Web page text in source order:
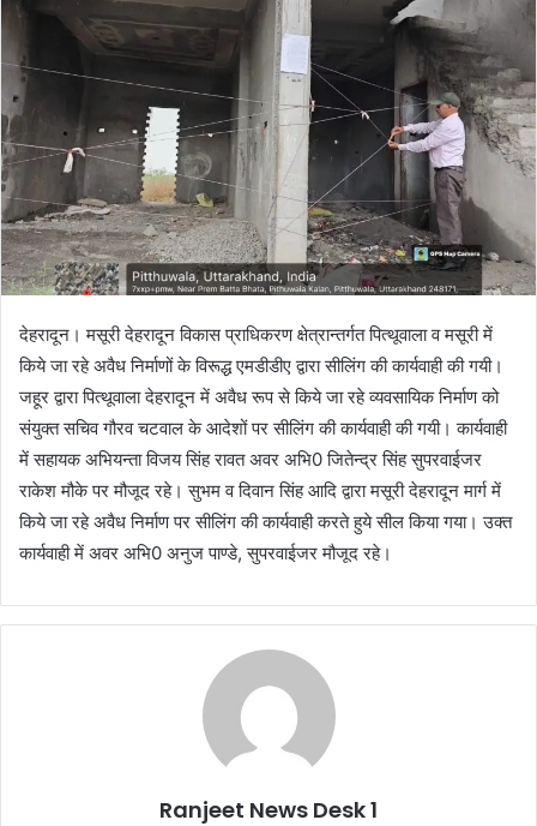
a
m
a
l
देहरादून। मसूरी देहरादून विकास प्राधिकरण क्षेत्रान्तर्गत पित्थूवाला व मसूरी में
किये जा रहे अवैध निर्माणों के विरूद्ध एमडीडीए द्वारा सीलिंग की कार्यवाही की गयी।
जहूर द्वारा पित्थूवाला देहरादून में अवैध रूप से किये जा रहे व्यवसायिक निर्माण को
संयुक्त सचिव गौरव चटवाल के आदेशों पर सीलिंग की कार्यवाही की गयी। कार्यवाही
में सहायक अभियन्ता विजय सिंह रावत अवर अभि0 जितेन्द्र सिंह सुपरवाईजर
राकेश मौके पर मौजूद रहे। सुभम व दिवान सिंह आदि द्वारा मसूरी देहरादून मार्ग में
किये जा रहे अवैध निर्माण पर सीलिंग की कार्यवाही करते हुये सील किया गया। उक्त
कार्यवाही में अवर अभि0 अनुज पाण्डे, सुपरवाईजर मौजूद रहे।
Ranjeet News Desk 1